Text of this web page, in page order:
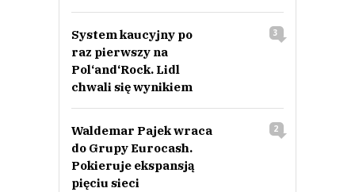
System kaucyjny po
raz pierwszy na
Pol‘and‘Rock. Lidl
chwali się wynikiem
3
Waldemar Pajek wraca
do Grupy Eurocash.
Pokieruje ekspansją
pięciu sieci
2